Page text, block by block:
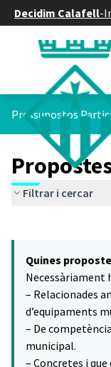
Decidim Calafell-
Pressupostos
Filtrar i cercar
−
Quines
Necessàriament
– Relacionades
d’equipaments
– De
municipal.
– Concretes i